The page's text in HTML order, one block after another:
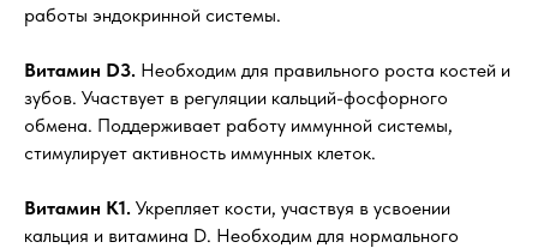
работы эндокринной системы.
Витамин D3. Необходим для правильного роста костей и
зубов. Участвует в регуляции кальций-фосфорного
обмена. Поддерживает работу иммунной системы,
стимулирует активность иммунных клеток.
Витамин К1. Укрепляет кости, участвуя в усвоении
кальция и витамина D. Необходим для нормального